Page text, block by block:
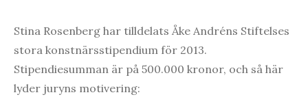
Stina Rosenberg har tilldelats Åke Andréns Stiftelses
stora konstnärsstipendium för 2013.
Stipendiesumman är på 500.000 kronor, och så här
lyder juryns motivering: